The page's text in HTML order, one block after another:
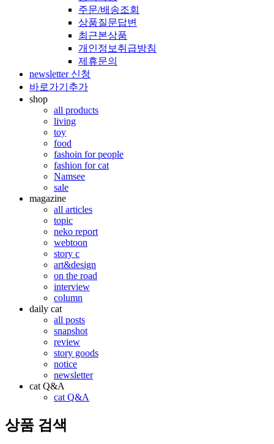
주문/배송조회
상품질문답변
최근본상품
개인정보취급방침
제휴문의
newsletter 신청
바로가기추가
shop
all products
living
toy
food
fashoin for people
fashion for cat
Namsee
sale
magazine
all articles
topic
neko report
webtoon
story c
art&design
on the road
interview
column
daily cat
all posts
snapshot
review
story goods
notice
newsletter
cat Q&A
cat Q&A
상품 검색